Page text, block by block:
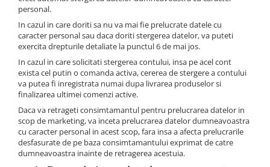
personal.
In cazul in care doriti sa nu va mai fie prelucrate datele cu
caracter personal sau daca doriti stergerea datelor, va puteti
exercita drepturile detaliate la punctul 6 de mai jos.
In cazul in care solicitati stergerea contului, insa pe acel cont
exista cel putin o comanda activa, cererea de stergere a contului
va putea fi inregistrata numai dupa livrarea produselor si
finalizarea ultimei comenzi active.
Daca va retrageti consimtamantul pentru prelucrarea datelor in
scop de marketing, va inceta prelucrarea datelor dumneavoastra
cu caracter personal in acest scop, fara insa a afecta prelucrarile
desfasurate de pe baza consimtamantului exprimat de catre
dumneavoastra inainte de retragerea acestuia.